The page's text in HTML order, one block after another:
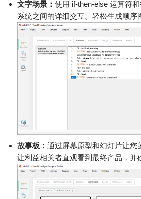
文字场景： 使用 if-then-else 运算符
系统之间的详细交互。轻松生成顺序
故事板： 通过屏幕原型和幻灯片让您
让利益相关者直观看到最终产品，并